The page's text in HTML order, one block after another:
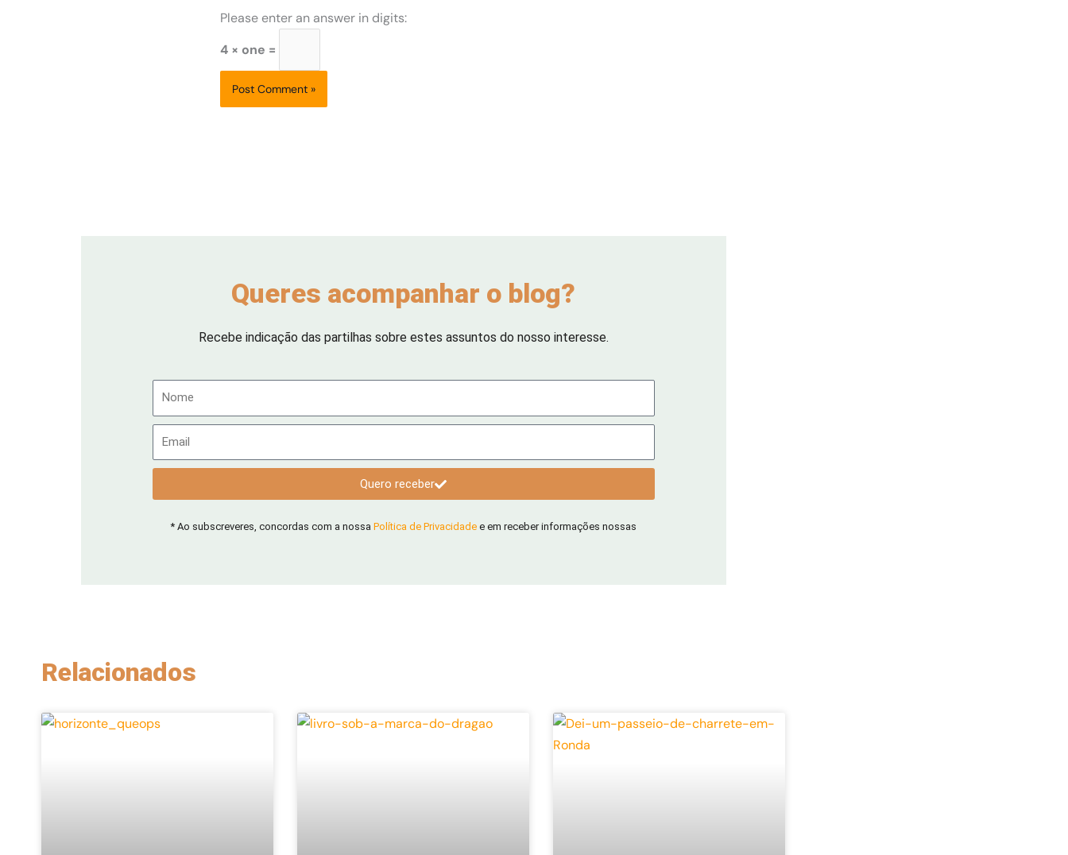
Please enter an answer in digits:
4 × one =
Queres acompanhar o blog?
Recebe indicação das partilhas sobre estes assuntos do nosso interesse.
Nome
Email
Quero receber
* Ao subscreveres, concordas com a nossa Política de Privacidade e em receber informações nossas
Relacionados